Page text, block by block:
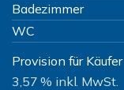
Badezimmer
WC
Provision für Käufer
3,57 % inkl. MwSt.